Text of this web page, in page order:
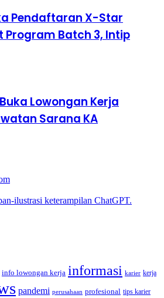
Pendaftaran X-Star
Program Batch 3, Intip
Lowongan Kerja
Sarana KA
info lowongan kerja informasi karier kerja
pandemi perusahaan profesional tips karier